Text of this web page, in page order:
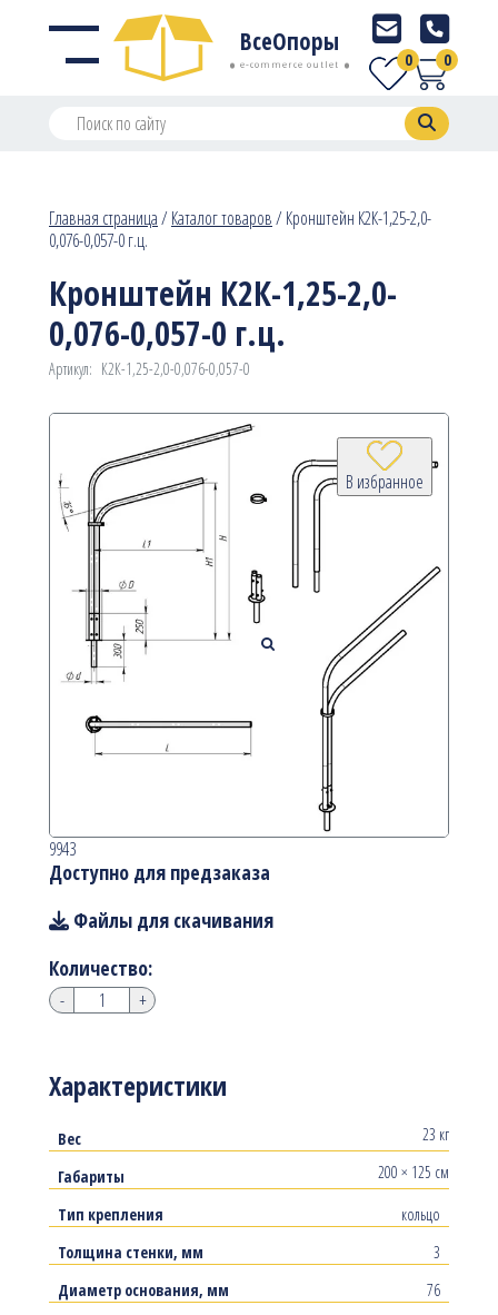
ВсеОпоры
e-commerce outlet 0
0
Главная страница/Каталог товаров/Кронштейн К2К-1,25-2,0-
0,076-0,057-0 г.ц.
Кронштейн К2К-1,25-2,0-
0,076-0,057-0 г.ц.
Артикул: К2К-1,25-2,0-0,076-0,057-0
В избранное
Характеристики
Вес
23 кг
Габариты
200 × 125 см
Тип крепления
кольцо
Толщина стенки, мм
3
Диаметр основания, мм
76
9943
Доступно для предзаказа
Файлы для скачивания
Количество:
- +